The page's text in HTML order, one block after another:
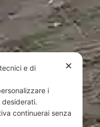
Intent di Federico
TE | REA TE-168019 |
reCAPTCHA
Servicedi Google.
✕
e di
i
continuerai senza